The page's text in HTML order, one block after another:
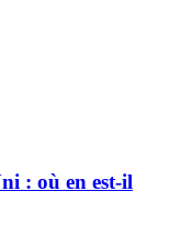
: où en est-il